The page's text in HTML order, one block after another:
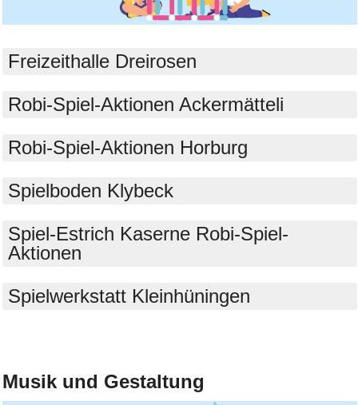
Freizeithalle Dreirosen
Robi-Spiel-Aktionen Ackermätteli
Robi-Spiel-Aktionen Horburg
Spielboden Klybeck
Spiel-Estrich Kaserne Robi-Spiel-
Aktionen
Spielwerkstatt Kleinhüningen
Musik und Gestaltung